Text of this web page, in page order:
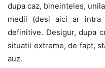
dupa caz, bineinteles,
medii (desi aici ar intra
definitive. Desigur, dupa
situatii extreme, de fapt,
auz.